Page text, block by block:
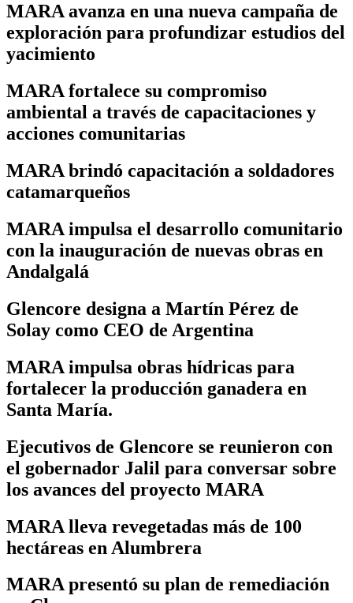
MARA avanza en una nueva campaña de
exploración para profundizar estudios del
yacimiento
MARA fortalece su compromiso
ambiental a través de capacitaciones y
acciones comunitarias
MARA brindó capacitación a soldadores
catamarqueños
MARA impulsa el desarrollo comunitario
con la inauguración de nuevas obras en
Andalgalá
Glencore designa a Martín Pérez de
Solay como CEO de Argentina
MARA impulsa obras hídricas para
fortalecer la producción ganadera en
Santa María.
Ejecutivos de Glencore se reunieron con
el gobernador Jalil para conversar sobre
los avances del proyecto MARA
MARA lleva revegetadas más de 100
hectáreas en Alumbrera
MARA presentó su plan de remediación